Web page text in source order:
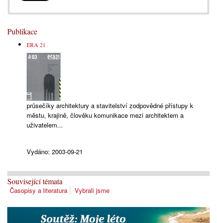
Publikace
ERA 21
průsečíky architektury a stavitelství zodpovědné přístupy k
městu, krajině, člověku komunikace mezi architektem a
uživatelem...
Vydáno: 2003-09-21
Související témata
Časopisy a literatura Vybrali jsme